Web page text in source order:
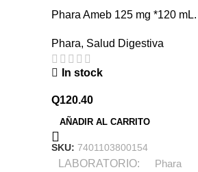
Phara Ameb 125 mg *120 mL.
Phara, Salud Digestiva
In stock
Q120.40
AÑADIR AL CARRITO
SKU: 7401103800154
LABORATORIO Phara